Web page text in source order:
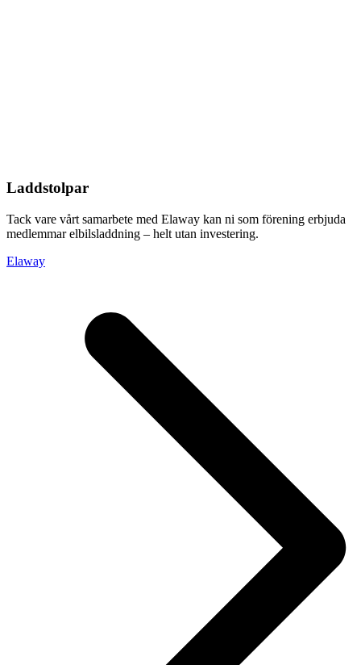
Laddstolpar
Tack vare vårt samarbete med Elaway kan ni som förening erbjuda
medlemmar elbilsladdning – helt utan investering.
Elaway